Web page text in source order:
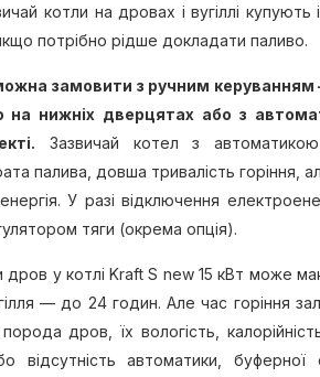
котли на дровах і вугіллі купують
потрібно рідше докладати паливо.
замовити з ручним
на нижніх дверцятах або з
Зазвичай котел з
палива, довша тривалість горіння,
У разі відключення
тяги (окрема опція).
дров у котлі Kraft S new 15 кВт може
— до 24 годин. Але час горіння
дров, їх вологість,
відсутність автоматики, буферної